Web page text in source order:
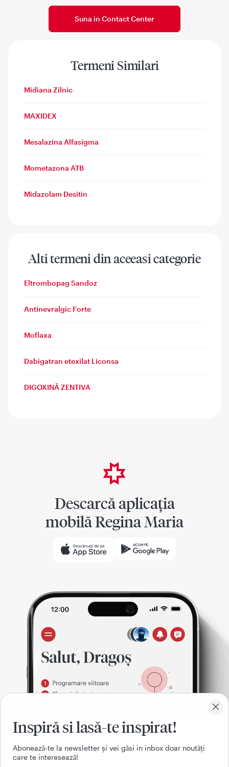
Suna in Contact Center
Inspiră si lasă-te inspirat!
Aboneazǎ-te la newsletter și vei gǎsi in inbox doar noutǎți
care te intereseazǎ!
Termeni Similari
Midiana Zilnic
MAXIDEX
Mesalazina Alfasigma
Mometazona ATB
Midazolam Desitin
Alti termeni din aceeasi categorie
Eltrombopag Sandoz
Antinevralgic Forte
Moflaxa
Dabigatran etexilat Liconsa
DIGOXINĂ ZENTIVA
Descarcă aplicația
mobilă Regina Maria